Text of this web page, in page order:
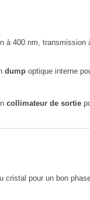
à 400 nm, transmission
dump optique interne
collimateur de sortie
cristal pour un bon